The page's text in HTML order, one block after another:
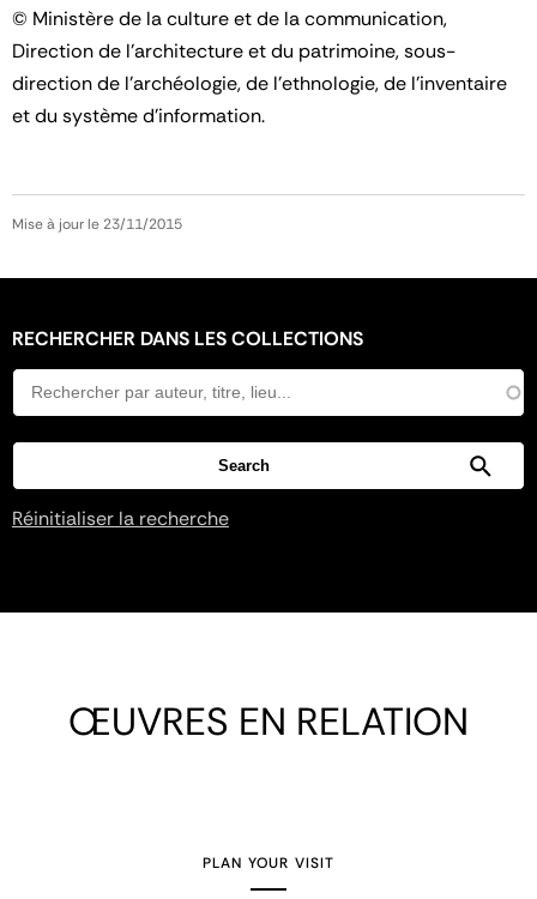
© Ministère de la culture et de la communication,
Direction de l'architecture et du patrimoine, sous-
direction de l'archéologie, de l'ethnologie, de l'inventaire
et du système d'information.
Mise à jour le 23/11/2015
RECHERCHER DANS LES COLLECTIONS
Réinitialiser la recherche
ŒUVRES EN RELATION
PLAN YOUR VISIT